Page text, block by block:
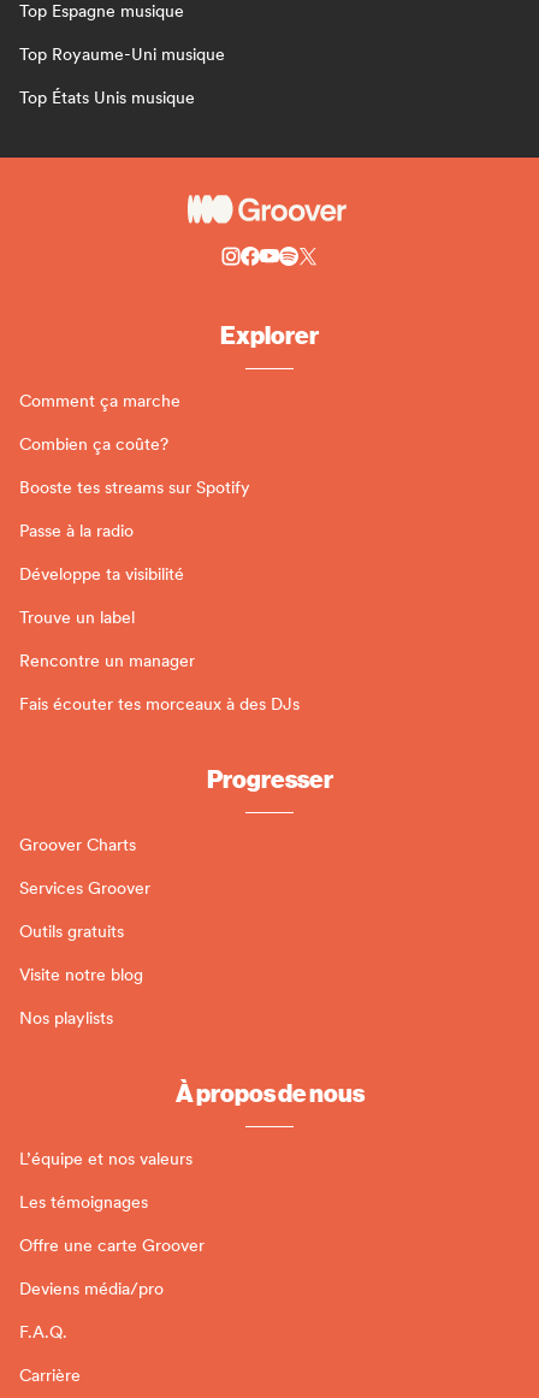
Top Espagne musique
Top Royaume-Uni musique
Top États Unis musique
Explorer
Comment ça marche
Combien ça coûte?
Booste tes streams sur Spotify
Passe à la radio
Développe ta visibilité
Trouve un label
Rencontre un manager
Fais écouter tes morceaux à des DJs
Progresser
Groover Charts
Services Groover
Outils gratuits
Visite notre blog
Nos playlists
À propos de nous
L’équipe et nos valeurs
Les témoignages
Offre une carte Groover
Deviens média/pro
F.A.Q.
Carrière